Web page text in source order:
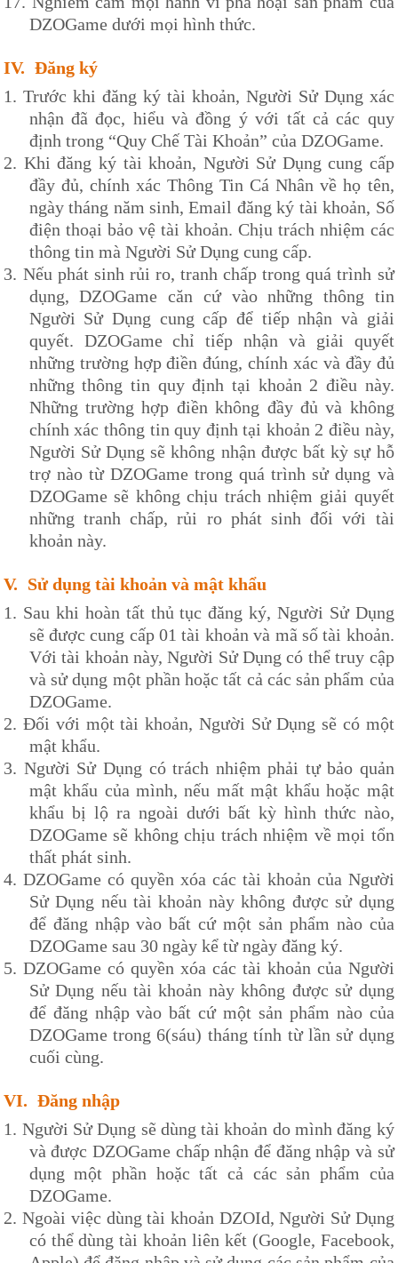
DZOGame dưới mọi hình thức.
IV. Đăng ký
1. Trước khi đăng ký tài khoản, Người Sử Dụng xác
nhận đã đọc, hiểu và đồng ý với tất cả các quy
định trong “Quy Chế Tài Khoản” của DZOGame.
2. Khi đăng ký tài khoản, Người Sử Dụng cung cấp
đầy đủ, chính xác Thông Tin Cá Nhân về họ tên,
ngày tháng năm sinh, Email đăng ký tài khoản, Số
điện thoại bảo vệ tài khoản. Chịu trách nhiệm các
thông tin mà Người Sử Dụng cung cấp.
3. Nếu phát sinh rủi ro, tranh chấp trong quá trình sử
dụng,DZOGame căn cứ vào những thông tin
Người Sử Dụng cung cấp để tiếp nhận và giải
quyết. DZOGame chỉ tiếp nhận và giải quyết
những trường hợp điền đúng, chính xác và đầy đủ
những thông tin quy định tại khoản 2 điều này.
Những trường hợp điền không đầy đủ và không
chính xác thông tin quy định tại khoản 2 điều này,
Người Sử Dụng sẽ không nhận được bất kỳ sự hỗ
trợ nào từDZOGame trong quá trình sử dụng và
DZOGame sẽ không chịu trách nhiệm giải quyết
những tranh chấp, rủi ro phát sinh đối với tài
khoản này.
V. Sử dụng tài khoản và mật khẩu
1. Sau khi hoàn tất thủ tục đăng ký, Người Sử Dụng
sẽ được cung cấp 01 tài khoản và mã số tài khoản.
Với tài khoản này, Người Sử Dụng có thể truy cập
và sử dụng một phần hoặc tất cả các sản phẩm của
DZOGame.
2. Đối với một tài khoản, Người Sử Dụng sẽ có một
mật khẩu.
3. Người Sử Dụng có trách nhiệm phải tự bảo quản
mật khẩu của mình, nếu mất mật khẩu hoặc mật
khẩu bị lộ ra ngoài dưới bất kỳ hình thức nào,
DZOGame sẽ không chịu trách nhiệm về mọi tổn
thất phát sinh.
4. DZOGame có quyền xóa các tài khoản của Người
Sử Dụng nếu tài khoản này không được sử dụng
để đăng nhập vào bất cứ một sản phẩm nào của
DZOGame sau 30 ngày kể từ ngày đăng ký.
5. DZOGame có quyền xóa các tài khoản của Người
Sử Dụng nếu tài khoản này không được sử dụng
để đăng nhập vào bất cứ một sản phẩm nào của
DZOGame trong 6(sáu) tháng tính từ lần sử dụng
cuối cùng.
VI. Đăng nhập
1. Người Sử Dụng sẽ dùng tài khoản do mình đăng ký
và đượcDZOGame chấp nhận để đăng nhập và sử
dụng một phần hoặc tất cả các sản phẩm của
DZOGame.
2. Ngoài việc dùng tài khoản DZOId, Người Sử Dụng
có thể dùng tài khoản liên kết (Google, Facebook,